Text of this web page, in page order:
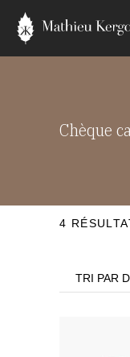
Chèque
4
TRI PAR